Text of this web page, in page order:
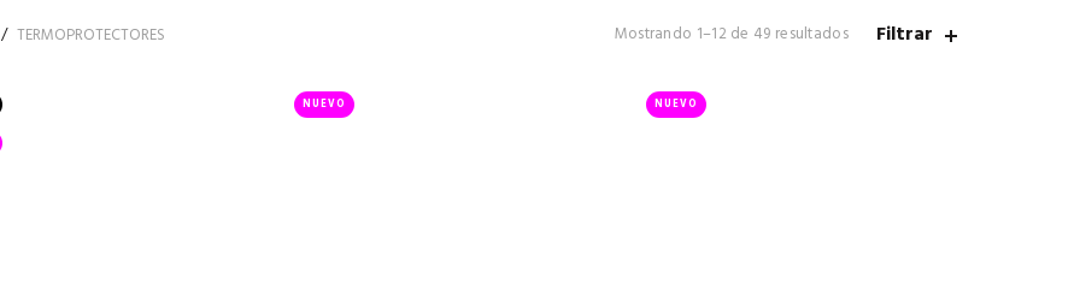
TERMOPROTECTORES Mostrando 1–12 de 49 resultadosOrdenado
Filtrar
NUEVO NUEVO